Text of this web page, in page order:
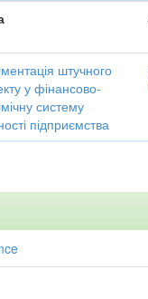
штучного
у фінансово-
систему
підприємства